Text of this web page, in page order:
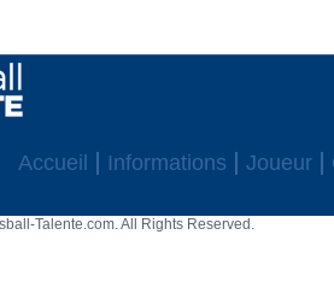
Accueil Informations Joueur
Talente.com. All Rights Reserved.